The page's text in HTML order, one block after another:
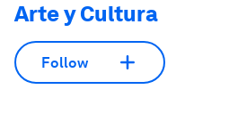
Arte y Cultura
Follow